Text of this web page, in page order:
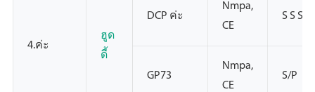
4.ค่ะ
ฮูด
ดี้
DCP ค่ะ
Nmpa,
CE
S S S
GP73
Nmpa,
CE
S/P